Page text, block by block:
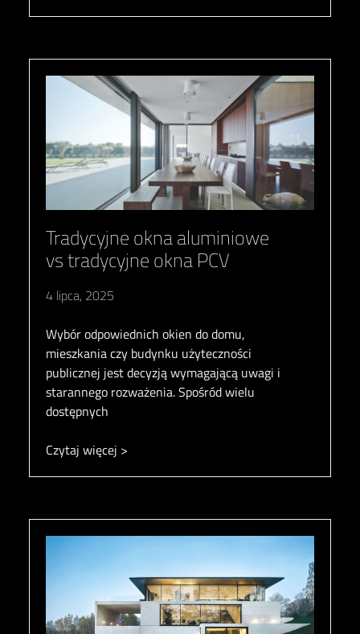
Tradycyjne okna aluminiowe
vs tradycyjne okna PCV
4 lipca, 2025
Wybór odpowiednich okien do domu,
mieszkania czy budynku użyteczności
publicznej jest decyzją wymagającą uwagi i
starannego rozważenia. Spośród wielu
dostępnych
Czytaj więcej >